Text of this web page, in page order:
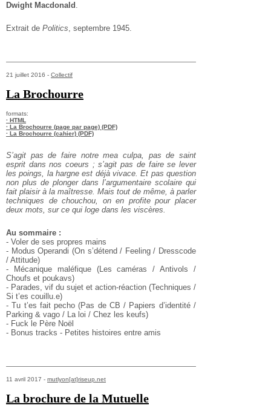
Dwight Macdonald .
Extrait de Politics, septembre 1945.
21 juillet 2016 - Collectif
La Brochourre
formats:
· HTML
· La Brochourre (page par page) (PDF)
· La Brochourre (cahier) (PDF)
S’agit pas de faire notre mea culpa, pas de saint
esprit dans nos coeurs ; s’agit pas de faire se lever
les poings, la hargne est déjà vivace. Et pas question
non plus de plonger dans l’argumentaire scolaire qui
fait plaisir à la maîtresse. Mais tout de même, à parler
techniques de chouchou, on en profite pour placer
deux mots, sur ce qui loge dans les viscères.
Au sommaire :
- Voler de ses propres mains
- Modus Operandi (On s’détend / Feeling / Dresscode
/ Attitude)
- Mécanique maléfique (Les caméras / Antivols /
Choufs et poukavs)
- Parades, vif du sujet et action-réaction (Techniques /
Si t’es couillu.e)
- Tu t’es fait pecho (Pas de CB / Papiers d’identité /
Parking & vago / La loi / Chez les keufs)
- Fuck le Père Noël
- Bonus tracks - Petites histoires entre amis
11 avril 2017 - mutlyon[at]riseup.net
La brochure de la Mutuelle